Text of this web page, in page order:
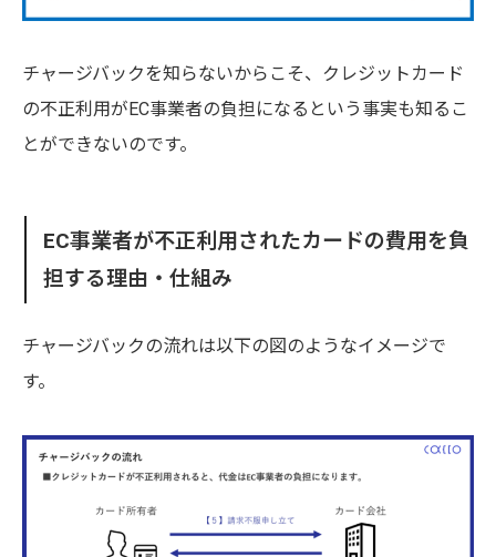
チャージバックを知らないからこそ、クレジットカード
の不正利用がEC事業者の負担になるという事実も知るこ
とができないのです。
EC事業者が不正利用されたカードの費用を負
担する理由・仕組み
チャージバックの流れは以下の図のようなイメージで
す。